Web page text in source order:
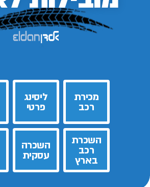
מכירת
רכב
ליסינג
פרטי
השכרת
רכב
בארץ
השכרה
עסקית